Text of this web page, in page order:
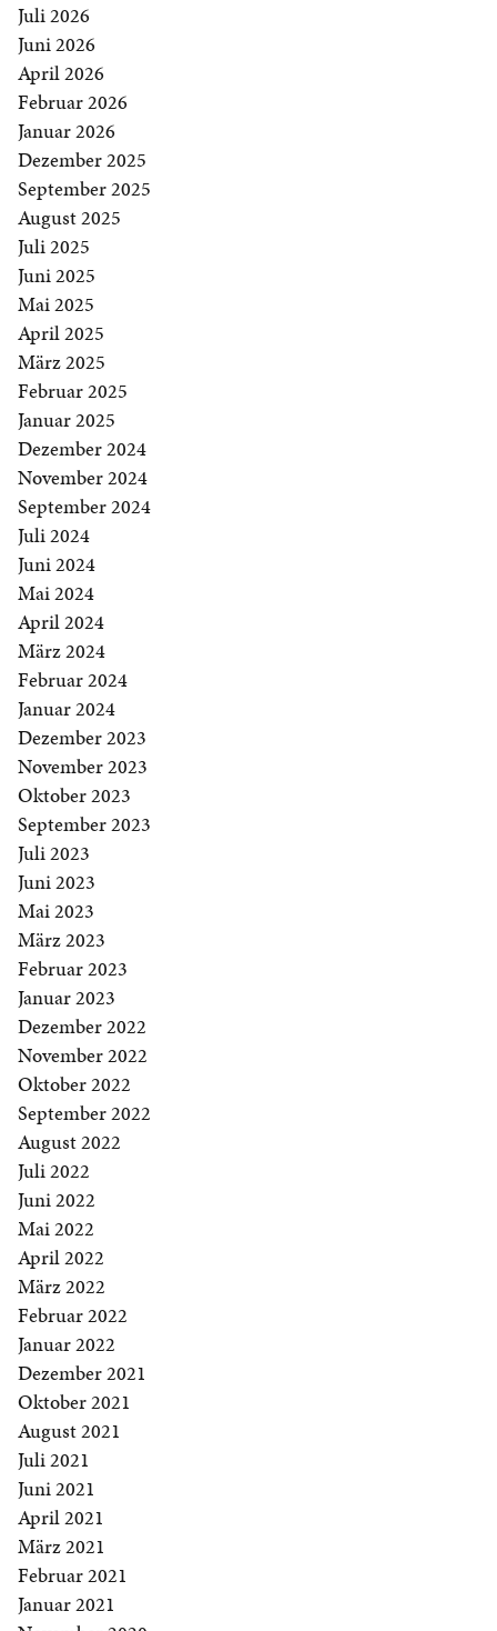
Juli 2026
Juni 2026
April 2026
Februar 2026
Januar 2026
Dezember 2025
September 2025
August 2025
Juli 2025
Juni 2025
Mai 2025
April 2025
März 2025
Februar 2025
Januar 2025
Dezember 2024
November 2024
September 2024
Juli 2024
Juni 2024
Mai 2024
April 2024
März 2024
Februar 2024
Januar 2024
Dezember 2023
November 2023
Oktober 2023
September 2023
Juli 2023
Juni 2023
Mai 2023
März 2023
Februar 2023
Januar 2023
Dezember 2022
November 2022
Oktober 2022
September 2022
August 2022
Juli 2022
Juni 2022
Mai 2022
April 2022
März 2022
Februar 2022
Januar 2022
Dezember 2021
Oktober 2021
August 2021
Juli 2021
Juni 2021
April 2021
März 2021
Februar 2021
Januar 2021